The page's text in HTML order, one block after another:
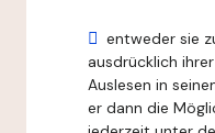
entweder sie
ausdrücklich
Auslesen in
er dann die